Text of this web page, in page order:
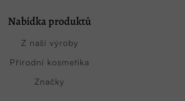
Nabídka produktů
Z naší výroby
Přírodní kosmetika
Značky